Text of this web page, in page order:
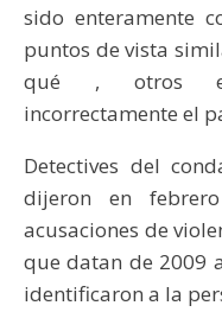
sido enteramente
puntos de vista
qué , otros
incorrectamente el
Detectives del
dijeron en
acusaciones de
que datan de 2009
identificaron a la